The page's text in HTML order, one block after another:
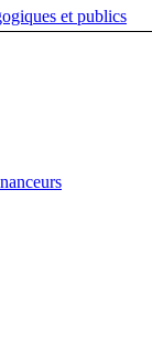
et publics